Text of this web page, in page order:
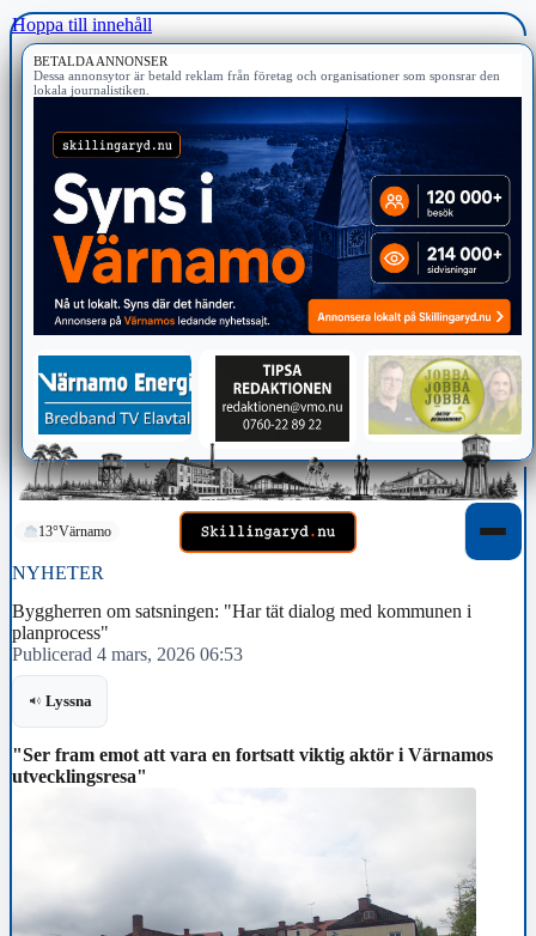
Hoppa till innehåll
BETALDA ANNONSER
Dessa annonsytor är betald reklam från företag och organisationer som sponsrar den
lokala journalistiken.
13°Värnamo
NYHETER
Byggherren om satsningen: "Har tät dialog med kommunen i
planprocess"
Publicerad 4 mars, 2026 06:53
Lyssna
"Ser fram emot att vara en fortsatt viktig aktör i Värnamos
utvecklingsresa"